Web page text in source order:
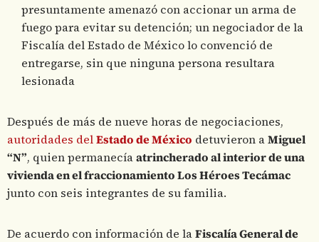
presuntamente amenazó con accionar un arma de
fuego para evitar su detención; un negociador de la
Fiscalía del Estado de México lo convenció de
entregarse, sin que ninguna persona resultara
lesionada
Después de más de nueve horas de negociaciones,
autoridades delEstado de México detuvieron aMiguel
“N”, quien permanecíaatrincherado al interior de una
vivienda en el fraccionamiento Los Héroes Tecámac
junto con seis integrantes de su familia.
De acuerdo con información de laFiscalía General de